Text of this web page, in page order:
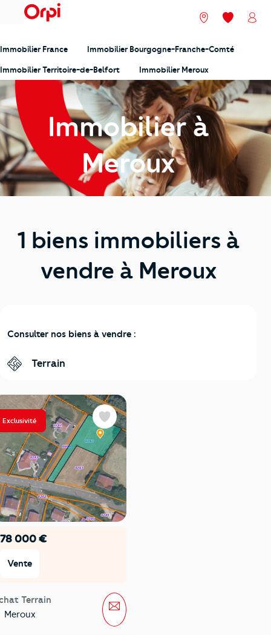
menu Nos agences
Mes
Immobilier France Immobilier Bourgogne-Franche-Comté
Immobilier Territoire-de-Belfort Immobilier Meroux
Immobilier à
Meroux
1 biens immobiliers à
vendre à Meroux
Consulter nos biens à vendre :
Terrain
Exclusivité
78 000 €
Vente
Terrain
Meroux
Favoris
Message